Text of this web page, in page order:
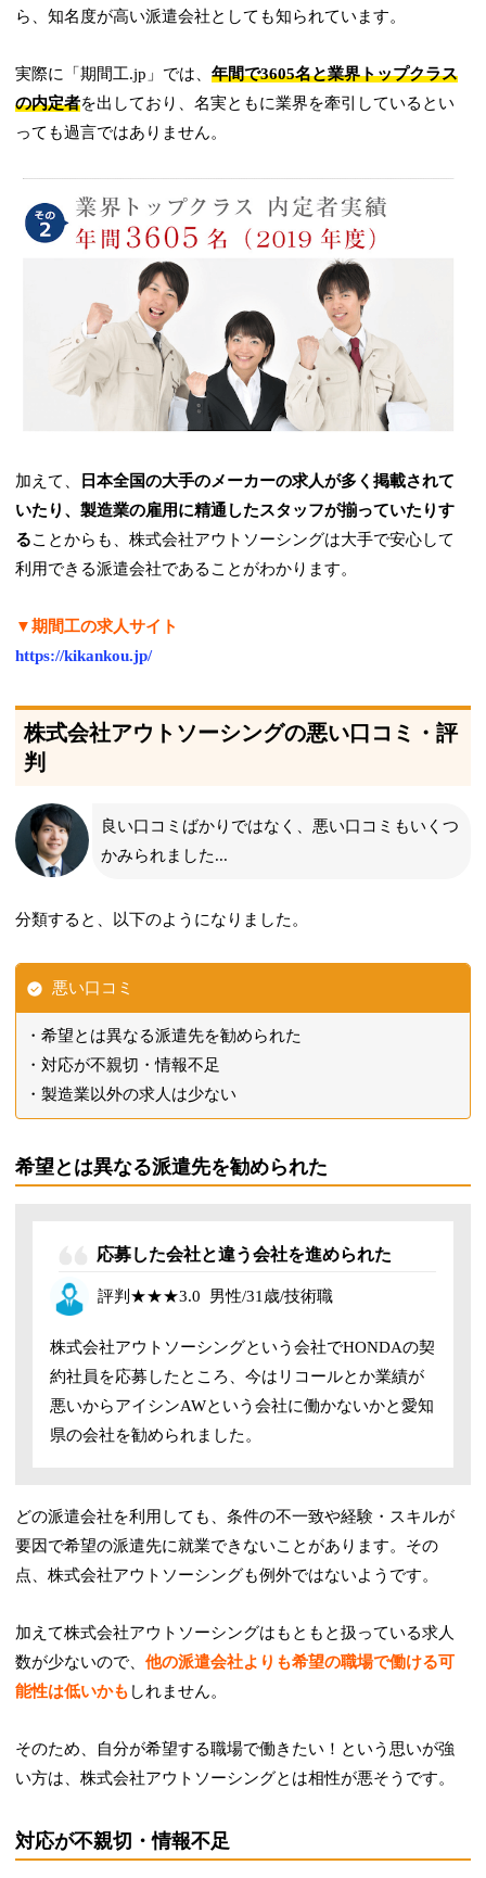
ら、知名度が高い派遣会社としても知られています。
実際に「期間工.jp」では、年間で3605名と業界トップクラス
の内定者を出しており、名実ともに業界を牽引しているとい
っても過言ではありません。
加えて、
日本全国の大手のメーカーの求人が多く掲載されて
いたり、製造業の雇用に精通したスタッフが揃っていたりす
ることからも、株式会社アウトソーシングは大手で安心して
利用できる派遣会社であることがわかります。
▼期間工の求人サイト
https://kikankou.jp/
株式会社アウトソーシングの悪い口コミ・評
判
良い口コミばかりではなく、悪い口コミもいくつ
かみられました...
分類すると、以下のようになりました。
悪い口コミ
希望とは異なる派遣先を勧められた
対応が不親切・情報不足
製造業以外の求人は少ない
希望とは異なる派遣先を勧められた
応募した会社と違う会社を進められた
評判 ★★★3.0 男性/31歳/技術職
株式会社アウトソーシングという会社でHONDAの契
約社員を応募したところ、今はリコールとか業績が
悪いからアイシンAWという会社に働かないかと愛知
県の会社を勧められました。
どの派遣会社を利用しても、条件の不一致や経験・スキルが
要因で希望の派遣先に就業できないことがあります。その
点、株式会社アウトソーシングも例外ではないようです。
加えて株式会社アウトソーシングはもともと扱っている求人
数が少ないので、他の派遣会社よりも希望の職場で働ける可
能性は低いかも しれません。
そのため、自分が希望する職場で働きたい！という思いが強
い方は、株式会社アウトソーシングとは相性が悪そうです。
対応が不親切・情報不足